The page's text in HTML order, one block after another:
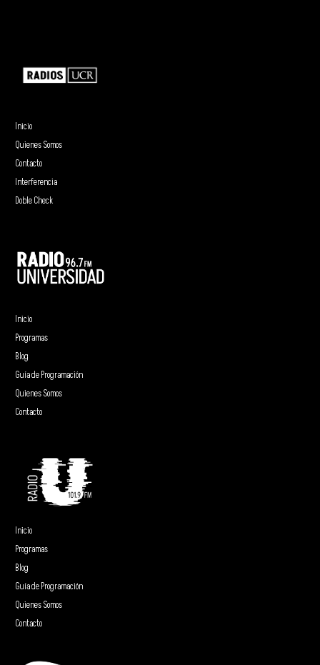
Inicio
Quienes Somos
Contacto
Interferencia
Doble Check
Inicio
Programas
Blog
Guía de Programación
Quienes Somos
Contacto
Inicio
Programas
Blog
Guía de Programación
Quienes Somos
Contacto